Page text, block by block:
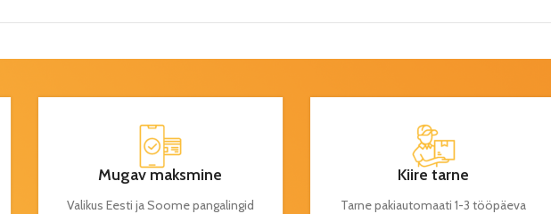
Mugav maksmine
Valikus Eesti ja Soome pangalingid
Kiire tarne
Tarne pakiautomaati 1-3 tööpäeva